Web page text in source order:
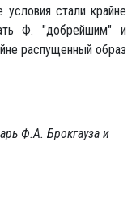
условия стали крайне
Ф. "добрейшим" и
распущенный образ
Ф.А. Брокгауза и